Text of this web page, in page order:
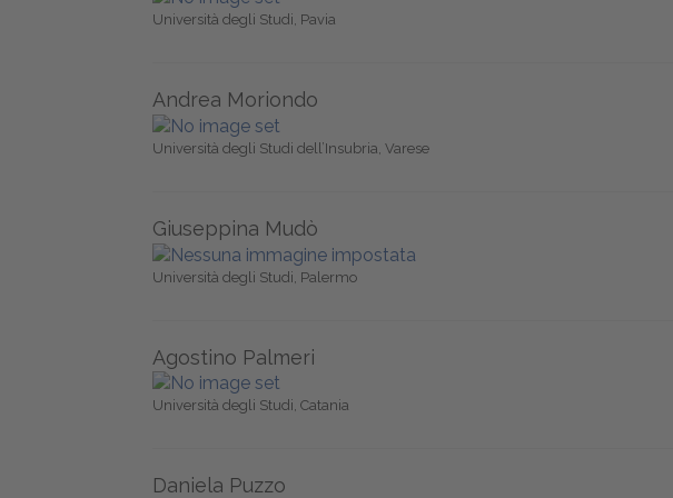
Università degli Studi, Pavia
Andrea Moriondo
Università degli Studi dell’Insubria, Varese
Giuseppina Mudò
Università degli Studi, Palermo
Agostino Palmeri
Università degli Studi, Catania
Daniela Puzzo